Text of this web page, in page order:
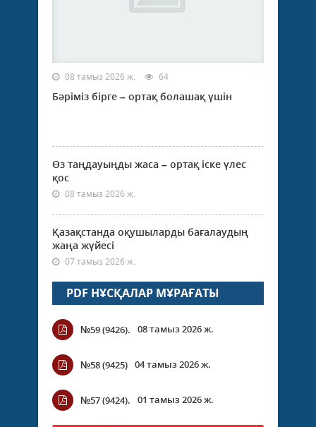
08 тамыз 2026 ж. 64
Бәріміз бірге – ортақ болашақ үшін
Өз таңдауыңды жаса – ортақ іске үлес
қос
08 тамыз 2026 ж.
Қазақстанда оқушыларды бағалаудың
жаңа жүйесі
07 тамыз 2026 ж.
PDF НҰСҚАЛАР МҰРАҒАТЫ
№59 (9426). 08 тамыз 2026 ж.
№58 (9425) 04 тамыз 2026 ж.
№57 (9424). 01 тамыз 2026 ж.